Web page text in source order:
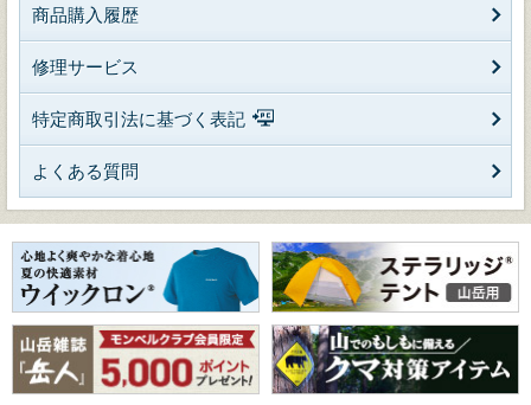
商品購入履歴
修理サービス
特定商取引法に基づく表記
よくある質問